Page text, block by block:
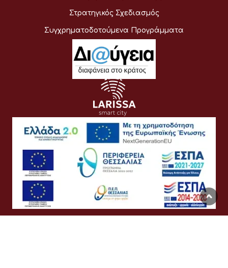
Στρατηγικός Σχεδιασμός
Συγχρηματοδοτούμενα Προγράμματα